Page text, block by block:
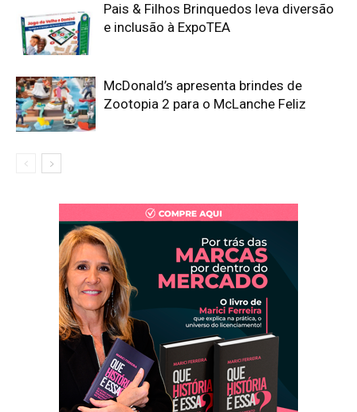
Pais & Filhos Brinquedos leva diversão
e inclusão à ExpoTEA
McDonald’s apresenta brindes de
Zootopia 2 para o McLanche Feliz